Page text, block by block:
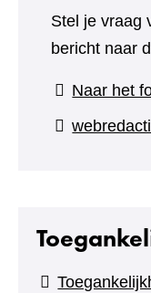
Stel je vraag
bericht naar
Naar het